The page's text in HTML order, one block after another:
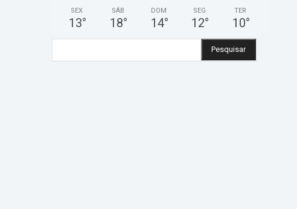
SEX
13°
SÁB
18°
DOM
14°
SEG
12°
TER
10°
Pesquisar